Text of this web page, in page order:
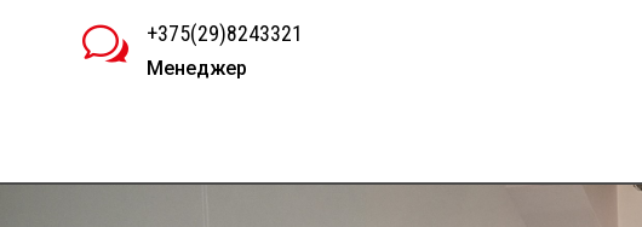
w +375(29)8243321
Менеджер